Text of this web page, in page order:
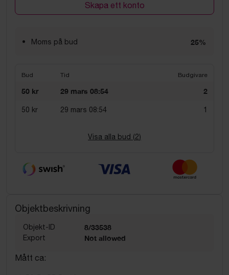
Skapa ett konto
Moms på bud 25%
Bud Tid Budgivare
50 kr 29 mars 08:54 2
50 kr 29 mars 08:54 1
Visa alla bud (2)
Objektbeskrivning
Objekt-ID 8/33538
Export Not allowed
Mått ca: